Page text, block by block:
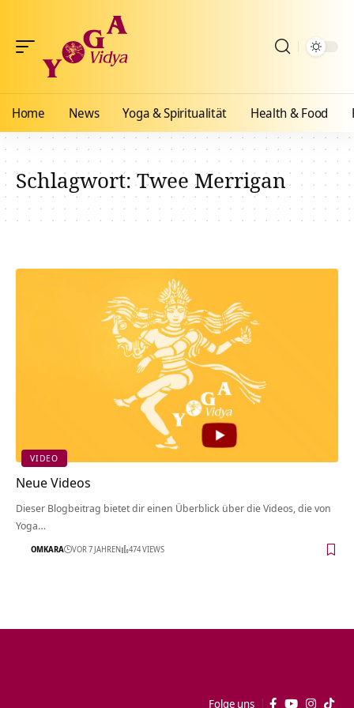
Home News Yoga & Spiritualität Health & Food
Schlagwort:Twee Merrigan
VIDEO
Neue Videos
Dieser Blogbeitrag bietet dir einen Überblick über die Videos, die von
Yoga…
OMKARA VOR 7 JAHREN 474 VIEWS
Folge uns